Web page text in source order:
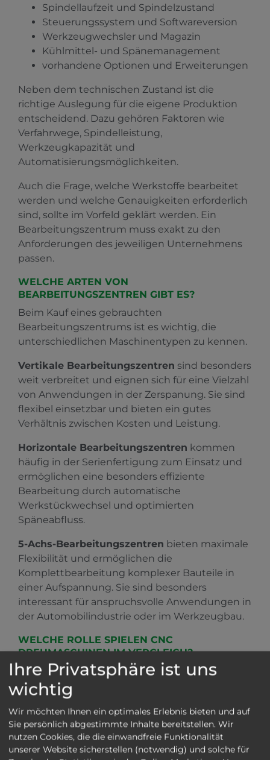
Ihre Privatsphäre ist uns
wichtig
Wir möchten Ihnen ein optimales Erlebnis bieten und auf
Sie persönlich abgestimmte Inhalte bereitstellen. Wir
nutzen Cookies, die die einwandfreie Funktionalität
unserer Website sicherstellen (notwendig) und solche für
Spindellaufzeit und Spindelzustand
Steuerungssystem und Softwareversion
Werkzeugwechsler und Magazin
Kühlmittel- und Spänemanagement
vorhandene Optionen und Erweiterungen
Neben dem technischen Zustand ist die
richtige Auslegung für die eigene Produktion
entscheidend. Dazu gehören Faktoren wie
Verfahrwege, Spindelleistung,
Werkzeugkapazität und
Automatisierungsmöglichkeiten.
Auch die Frage, welche Werkstoffe bearbeitet
werden und welche Genauigkeiten erforderlich
sind, sollte im Vorfeld geklärt werden. Ein
Bearbeitungszentrum muss exakt zu den
Anforderungen des jeweiligen Unternehmens
passen.
WELCHE ARTEN VON
BEARBEITUNGSZENTREN GIBT ES?
Beim Kauf eines gebrauchten
Bearbeitungszentrums ist es wichtig, die
unterschiedlichen Maschinentypen zu kennen.
Vertikale Bearbeitungszentren sind besonders
weit verbreitet und eignen sich für eine Vielzahl
von Anwendungen in der Zerspanung. Sie sind
flexibel einsetzbar und bieten ein gutes
Verhältnis zwischen Kosten und Leistung.
Horizontale Bearbeitungszentren kommen
häufig in der Serienfertigung zum Einsatz und
ermöglichen eine besonders effiziente
Bearbeitung durch automatische
Werkstückwechsel und optimierten
Späneabfluss.
5-Achs-Bearbeitungszentren bieten maximale
Flexibilität und ermöglichen die
Komplettbearbeitung komplexer Bauteile in
einer Aufspannung. Sie sind besonders
interessant für anspruchsvolle Anwendungen in
der Automobilindustrie oder im Werkzeugbau.
WELCHE ROLLE SPIELEN CNC
DREHMASCHINEN IM VERGLEICH?
Viele Unternehmen stehen vor der Frage, ob ein
Bearbeitungszentrum oder eine CNC
Drehmaschine die bessere Investition ist. Die
Antwort hängt stark vom Werkstückspektrum
ab.
Während CNC Drehmaschinen insbesondere